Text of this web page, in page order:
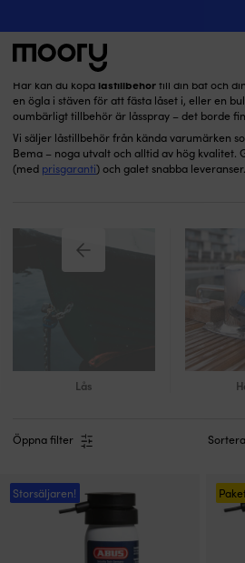
Sök
efter:
Låstillbehör
Här kan du köpa låstillbehörtill din båt och
en ögla i stäven för att fästa låset i, eller en
oumbärligt tillbehör är låsspray – det borde
Vi säljer låstillbehör från kända varumärken
Bema – noga utvalt och alltid av hög kvalitet.
(med prisgaranti) och galet snabba leveranser.
Lås
Öppna filter
Storsäljaren!